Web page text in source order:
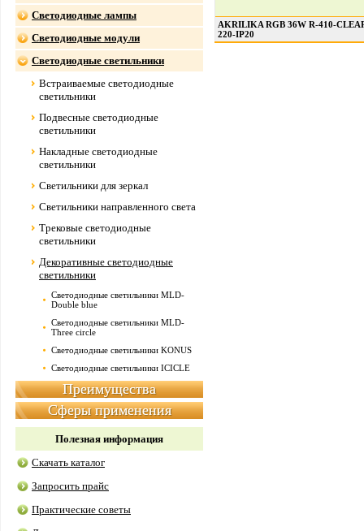
Светодиодные лампы
Светодиодные модули
Светодиодные светильники
Встраиваемые светодиодные
светильники
Подвесные светодиодные
светильники
Накладные светодиодные
светильники
Светильники для зеркал
Светильники направленного света
Трековые светодиодные
светильники
Декоративные светодиодные
светильники
Светодиодные светильники MLD-
Double blue
Светодиодные светильники MLD-
Three circle
Светодиодные светильники KONUS
Светодиодные светильники ICICLE
Преимущества
Сферы применения
Полезная информация
Скачать каталог
Запросить прайс
Практические советы
AKRILIKA RGB 36W R-410-
220-IP20